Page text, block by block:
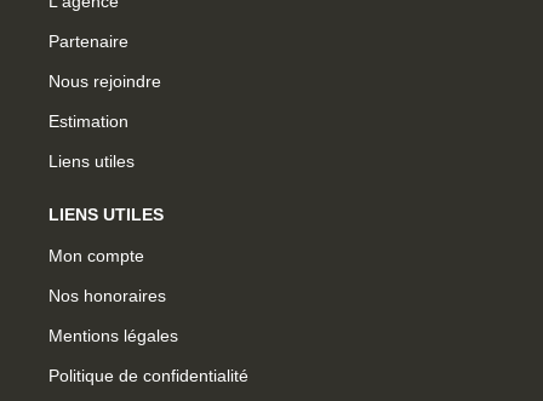
Partenaire
Nous rejoindre
Estimation
Liens utiles
LIENS UTILES
Mon compte
Nos honoraires
Mentions légales
Politique de confidentialité